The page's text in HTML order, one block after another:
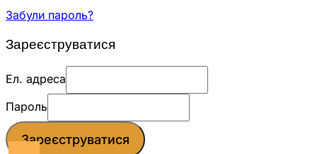
Забули пароль?
Зареєструватися
Ел. адреса
Пароль
Зареєструватися